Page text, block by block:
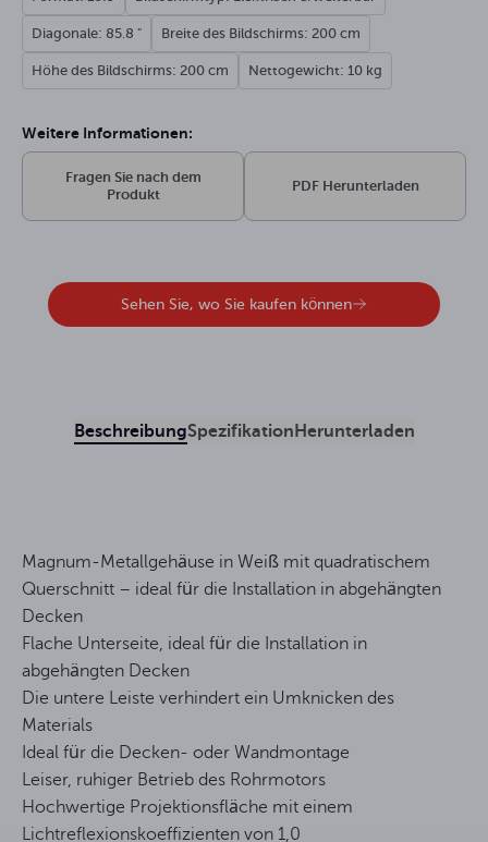
Diagonale: 85.8 " Breite des Bildschirms: 200 cm
Höhe des Bildschirms: 200 cm Nettogewicht: 10 kg
Weitere Informationen:
Fragen Sie nach dem
Produkt
PDF Herunterladen
Sehen Sie, wo Sie kaufen können
BeschreibungSpezifikation Herunterladen
Magnum-Metallgehäuse in Weiß mit quadratischem
Querschnitt – ideal für die Installation in abgehängten
Decken
Flache Unterseite, ideal für die Installation in
abgehängten Decken
Die untere Leiste verhindert ein Umknicken des
Materials
Ideal für die Decken- oder Wandmontage
Leiser, ruhiger Betrieb des Rohrmotors
Hochwertige Projektionsfläche mit einem
Lichtreflexionskoeffizienten von 1,0